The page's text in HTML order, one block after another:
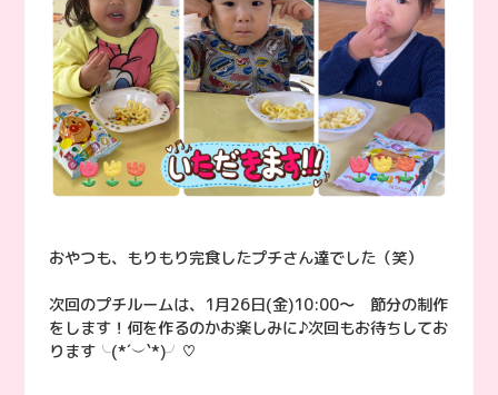
おやつも、もりもり完食したプチさん達でした（笑）
次回のプチルームは、1月26日(金)10:00〜 節分の制作
をします！何を作るのかお楽しみに♪次回もお待ちしてお
ります╰(*´︶`*)╯♡